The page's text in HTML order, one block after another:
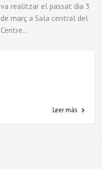
va realitzar el passat dia 3
de març a Sala central del
Centre…
Leer más